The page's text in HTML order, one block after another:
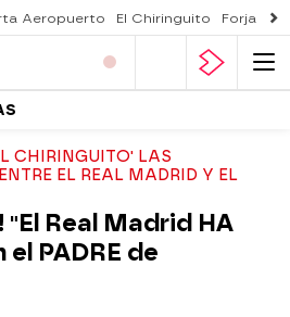
Aeropuerto El Chiringuito Forjado
CHIRINGUITO' LAS
EL REAL MADRID Y EL
"El Real Madrid HA
PADRE de